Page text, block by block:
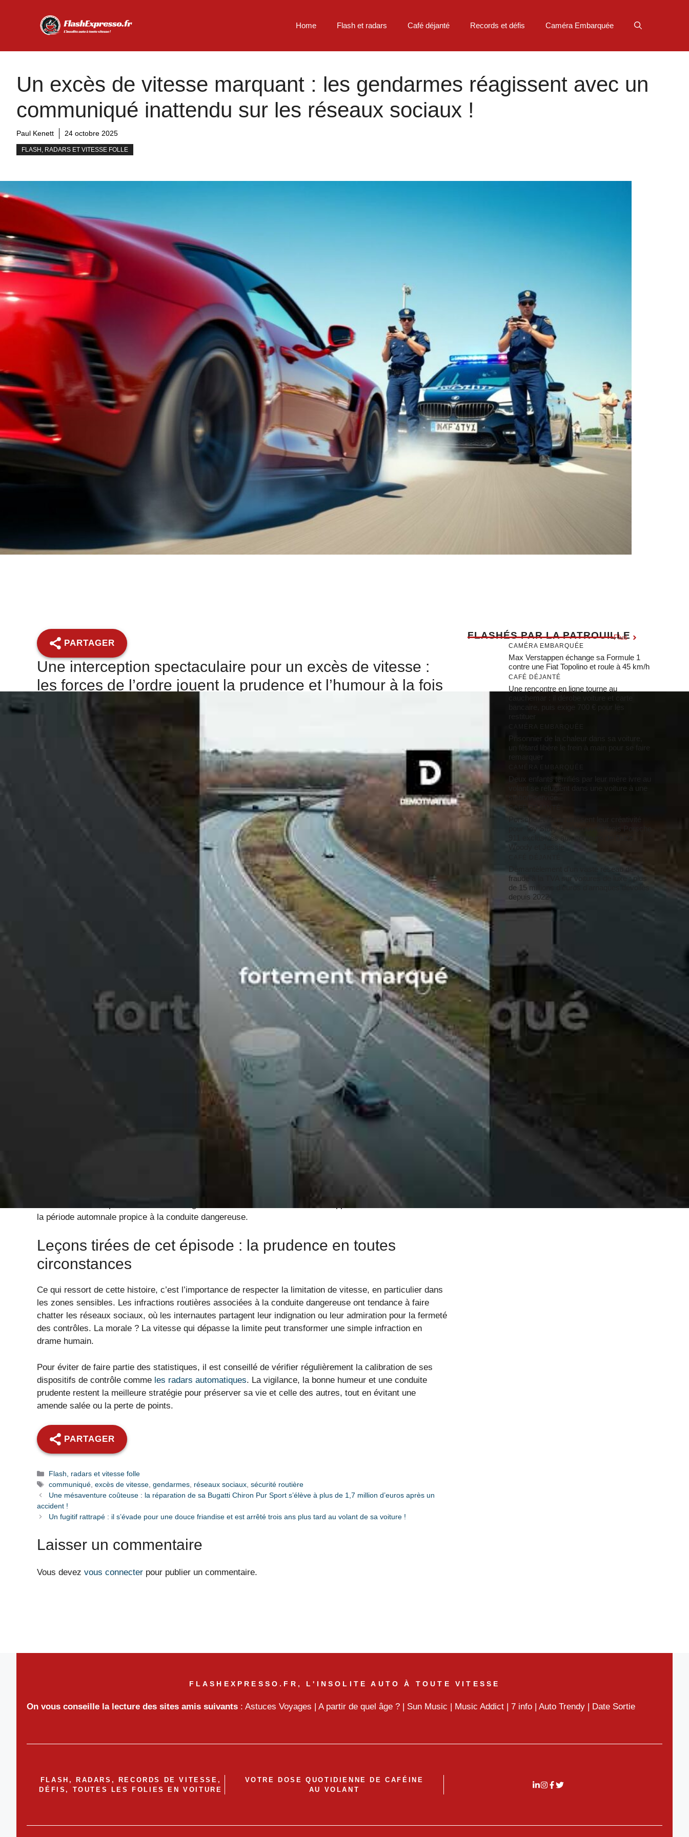
Home Flash et radars Café déjanté Records et défis Caméra Embarquée
Un excès de vitesse marquant : les gendarmes réagissent avec un
communiqué inattendu sur les réseaux sociaux !
Paul Kenett 24 octobre 2025
FLASH, RADARS ET VITESSE FOLLE
PARTAGER
Une interception spectaculaire pour un excès de vitesse :
les forces de l’ordre jouent la prudence et l’humour à la fois
doit rester une règle d’or. La situation ? Un Toyota Hilux fusant à 112 km/h en agglomération alors que la
limite en zone urbaine se limite à 50 km/h – un écart qui ne passe pas inaperçu, surtout en 2025. Dans ce
contexte, le contrôle routier s’est terminé par une immobilisation immédiate, avec à la clé une perte de
points pour le conducteur et une amende salée.
Les forces de l’ordre ont rapidement publié un communiqué qui, tout en étant sérieux, a su faire sourire à
travers une pointe d’humour. En insistant sur le fait que dans une zone où la prudence ne doit jamais faire
défaut, un excès de vitesse aussi flagrant ne peut rester impuni, ils rappellent aussi que ces infractions
routières ont souvent des conséquences graves. La vidéo de cet épisode a rapidement circulé sur
, témoignant de l’attention portée à la sécurité routière malgré la légèreté du ton.
Pourquoi la vitesse en agglomération est indiscutablement
une question de sécurité
Rouler à plus de deux fois la limite dans une zone urbaine, c’est non seulement dangereux mais aussi
la perte de permis immédiate , cela augmente le risque de collisions graves impliquant
piétons, cyclistes ou autres véhicules. La prudence doit primer, surtout à une époque où la météo
automnale complique la conduite avec des chaussées humides et des feuilles mortes.
Les contrôles automatiques, comme ces radars automatiques , sont de plus en plus nombreux pour
surveiller ces comportements dangereux. Mais rien ne remplace la vigilance du conducteur lui-même, qui
doit se rappeler que dépasser la limitation de vitesse, même pour quelques secondes, peut coûter cher —
en points, en argent, et parfois en vie.
Les répercussions d’un excès de vitesse : des sanctions
exemplaires et un message clair
Ce type d’incident n’est pas isolé. En 2025, les infractions routières liées à la conduite dangereuse ont
connu une hausse, renforçant le concept que la sécurité doit toujours primer sur la fureur du volant. Selon
les statistiques, un automobiliste pris en excès de vitesse à 172 km/h en pleine agglomération s’est vu
confisquer son véhicule, et a été lourdement sanctionné. La répression est sévère mais justifiée face à une
Pour renforcer leur message, les forces de l’ordre ont aussi lancé une opération
sensibiliser le public aux risques liés à certains comportements. Rappelons que, dans une société où la
vitesse excessive peut coûter cher, la vigilance doit être de mise, surtout à l’approche des vacances et de
la période automnale propice à la conduite dangereuse.
Leçons tirées de cet épisode : la prudence en toutes
circonstances
Ce qui ressort de cette histoire, c’est l’importance de respecter la limitation de vitesse, en particulier dans
les zones sensibles. Les infractions routières associées à la conduite dangereuse ont tendance à faire
chatter les réseaux sociaux, où les internautes partagent leur indignation ou leur admiration pour la fermeté
des contrôles. La morale ? La vitesse qui dépasse la limite peut transformer une simple infraction en
drame humain.
Pour éviter de faire partie des statistiques, il est conseillé de vérifier régulièrement la calibration de ses
dispositifs de contrôle comme les radars automatiques. La vigilance, la bonne humeur et une conduite
prudente restent la meilleure stratégie pour préserver sa vie et celle des autres, tout en évitant une
amende salée ou la perte de points.
PARTAGER
Catégories
Flash, radars et vitesse folle
Étiquettes
communiqué,excès de vitesse,gendarmes, réseaux sociaux,sécurité routière
Une mésaventure coûteuse : la réparation de sa Bugatti Chiron Pur Sport s’élève à plus de 1,7 million d’euros après un
accident !
Un fugitif rattrapé : il s’évade pour une douce friandise et est arrêté trois ans plus tard au volant de sa voiture !
Laisser un commentaire
Vous devez vous connecter pour publier un commentaire.
FLASHÉS PAR LA PATROUILLE
Plus
CAMÉRA EMBARQUÉE
Max Verstappen échange sa Formule 1
contre une Fiat Topolino et roule à 45 km/h
CAFÉ DÉJANTÉ
Une rencontre en ligne tourne au
cauchemar : il dérobe voiture et carte
bancaire, puis exige 700 € pour les
restituer
CAMÉRA EMBARQUÉE
Prisonnier de la chaleur dans sa voiture,
un fêtard libère le frein à main pour se faire
remarquer
Deux enfants terrifiés par leur mère ivre au
volant se réfugient dans une voiture à une
CAFÉ DÉJANTÉ
Porsche et Pixar unissent leur créativité
pour Toy Story 5 : découvrez trois Porsche
911 exclusives aux couleurs de Buzz,
Woody et Jessie
Démantèlement d’un vaste réseau de
fraude à la TVA sur voitures de luxe : plus
de 15 millions d’euros d’arnaques dévoilés
depuis 2022
FLASHEXPRESSO.FR, L'INSOLITE AUTO À TOUTE VITESSE
On vous conseille la lecture des sites amis suivants : Astuces Voyages A partir de quel âge ? Sun Music Music Addict 7 info Auto Trendy Date Sortie
FLASH, RADARS, RECORDS DE VITESSE,
DÉFIS, TOUTES LES FOLIES EN VOITURE
VOTRE DOSE QUOTIDIENNE DE CAFÉINE
AU VOLANT